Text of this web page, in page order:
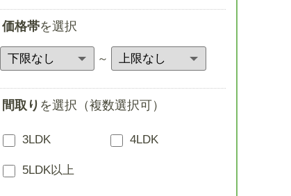
価格帯を選択
～
間取り を選択（複数選択可）
3LDK 4LDK
5LDK以上